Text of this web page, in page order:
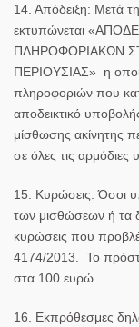
14. Απόδειξη: Μετά
εκτυπώνεται
ΠΛΗΡΟΦΟΡΙΑΚΩΝ
ΠΕΡΙΟΥΣΙΑΣ» η
πληροφοριών που
αποδεικτικό
μίσθωσης ακίνητης
σε όλες τις αρμόδιες
15. Κυρώσεις: Όσοι
των μισθώσεων ή τα
κυρώσεις που
4174/2013. Το
στα 100 ευρώ.
16. Εκπρόθεσμες